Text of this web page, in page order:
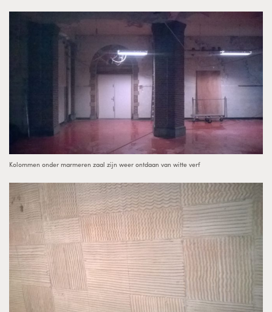
Kolommen onder marmeren zaal zijn weer ontdaan van witte verf